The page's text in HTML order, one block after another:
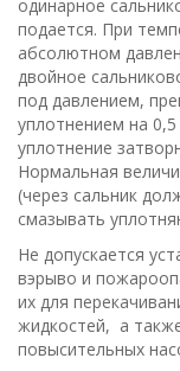
одинарное
подается. При
абсолютном
двойное
под давлением,
уплотнением на
уплотнение
Нормальная
(через сальник
смазывать
Не допускается
вэрыво и
их для
жидкостей, а
повысительных